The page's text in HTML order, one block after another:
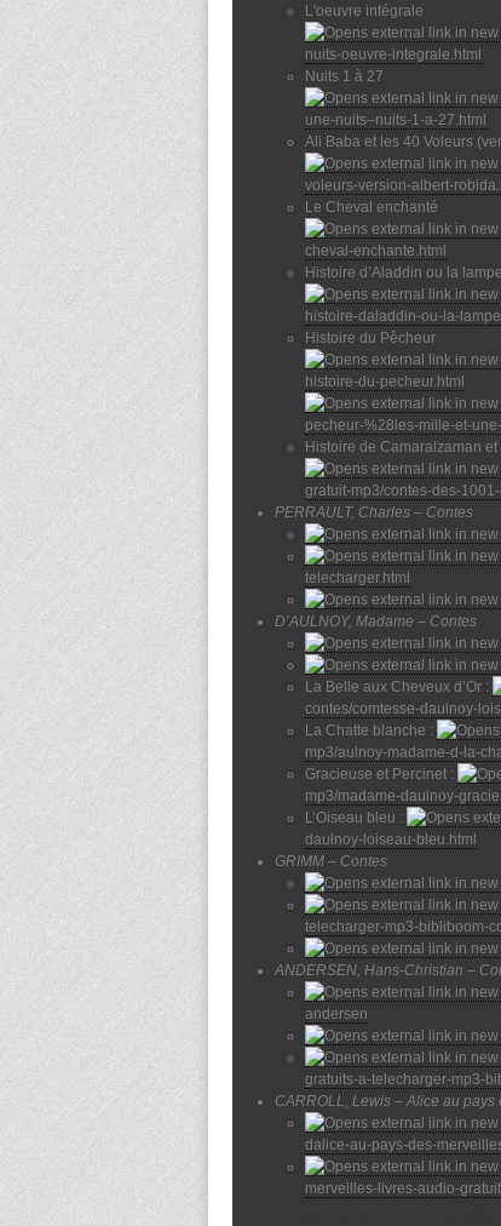
L'oeuvre intégrale
nuits-oeuvre-integrale.html
Nuits 1 à 27
une-nuits–nuits-1-a-27.html
Ali Baba et les 40 Voleurs
voleurs-version-albert-
Le Cheval enchanté
cheval-enchante.html
Histoire d’Aladdin ou la
histoire-daladdin-ou-la-
Histoire du Pêcheur
histoire-du-pecheur.html
pecheur-%28les-mille-et-
Histoire de Camaralzaman
gratuit-mp3/contes-des-
PERRAULT, Charles – Contes
telecharger.html
D’AULNOY, Madame – Contes
La Belle aux Cheveux d’Or :
contes/comtesse-daulnoy-
La Chatte blanche :
mp3/aulnoy-madame-d-la-
Gracieuse et Percinet :
mp3/madame-daulnoy-
L’Oiseau bleu :
daulnoy-loiseau-bleu.html
GRIMM – Contes
telecharger-mp3-bibliboom-
ANDERSEN, Hans-Christian –
andersen
gratuits-a-telecharger-mp3-
CARROLL, Lewis – Alice au pays
dalice-au-pays-des-
merveilles-livres-audio-